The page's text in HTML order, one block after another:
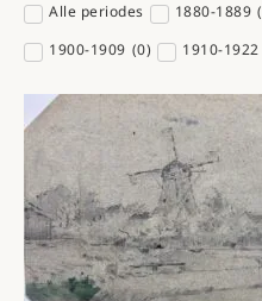
Alle periodes
1880-1889 (
1900-1909 (0) 1910-1922